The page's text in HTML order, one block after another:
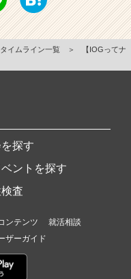
タイムライン一覧 ＞
【IOGってナ
探す
ントを探す
査
ンテンツ
就活相談
ザーガイド